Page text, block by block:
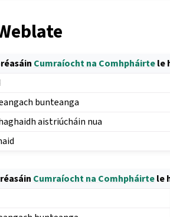
Cumraíocht na Comhpháirtele
bunteanga
aistriúcháin nua
Cumraíocht na Comhpháirtele